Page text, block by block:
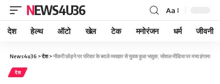
NEWS4U36 Aa
देश हेल्थ ऑटो खेल टेक मनोरंजन धर्म जीवनी
News4u36 >देश>नौकरी छोड़ने पर परिवार के बदले व्यवहार से युवक हुआ भावुक, सोशल मीडिया पर मचा हंगामा
देश